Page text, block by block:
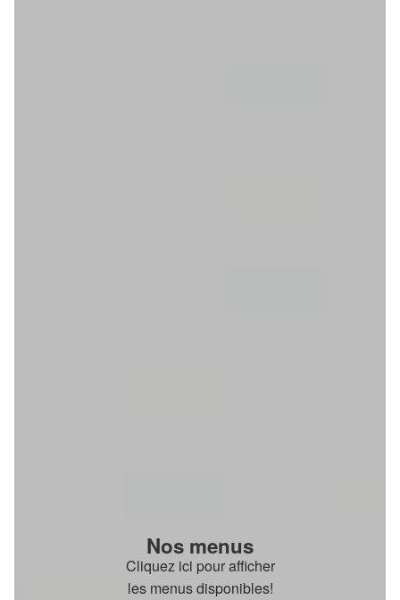
Nos menus
Cliquez ici pour afficher
les menus disponibles!